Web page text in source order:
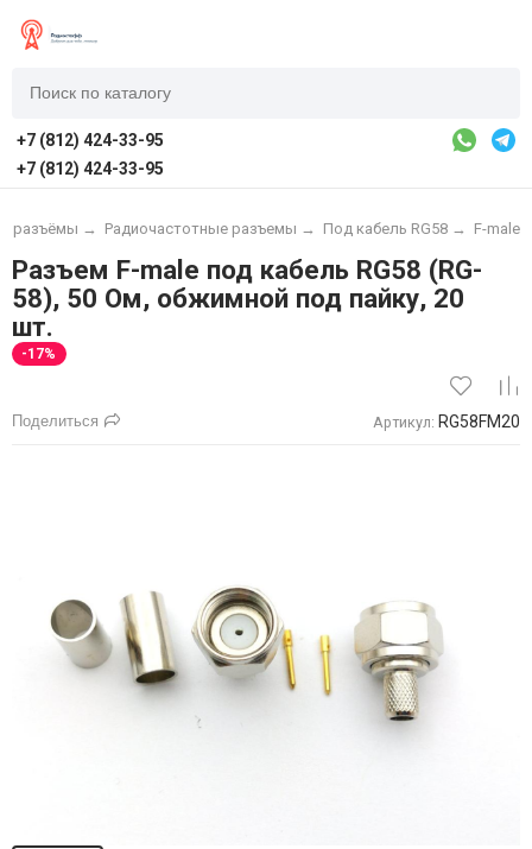
+7 (812) 424-33-95
+7 (812) 424-33-95
разъёмы → Радиочастотные разъемы → Под кабель RG58 → F-male
Разъем F-male под кабель RG58 (RG-
58), 50 Ом, обжимной под пайку, 20
шт.
-17%
Поделиться Артикул: RG58FM20